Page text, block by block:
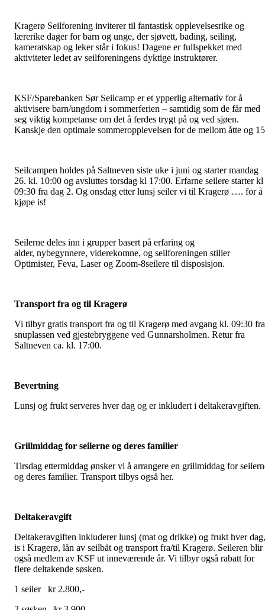
Kragerø Seilforening inviterer til fantastisk opplevelsesrike og
lærerike dager for barn og unge, der sjøvett, bading, seiling,
kameratskap og leker står i fokus! Dagene er fullspekket med
aktiviteter ledet av seilforeningens dyktige instruktører.
KSF/Sparebanken Sør Seilcamp er et ypperlig alternativ for å
aktivisere barn/ungdom i sommerferien – samtidig som de får med
seg viktig kompetanse om det å ferdes trygt på og ved sjøen.
Kanskje den optimale sommeropplevelsen for de mellom åtte og
Seilcampen holdes på Saltneven siste uke i juni og starter mandag
26. kl. 10:00 og avsluttes torsdag kl 17:00. Erfarne seilere starter kl
09:30 fra dag 2. Og onsdag etter lunsj seiler vi til Kragerø …. for å
kjøpe is!
Seilerne deles inn i grupper basert på erfaring og
alder, nybegynnere, viderekomne, og seilforeningen stiller
Optimister, Feva, Laser og Zoom-8seilere til disposisjon.
Transport fra og til Kragerø
Vi tilbyr gratis transport fra og til Kragerø med avgang kl. 09:30 fra
snuplassen ved gjestebryggene ved Gunnarsholmen. Retur fra
Saltneven ca. kl. 17:00.
Bevertning
Lunsj og frukt serveres hver dag og er inkludert i deltakeravgiften.
Grillmiddag for seilerne og deres familier
Tirsdag ettermiddag ønsker vi å arrangere en grillmiddag for
og deres familier. Transport tilbys også her.
Deltakeravgift
Deltakeravgiften inkluderer lunsj (mat og drikke) og frukt hver dag,
is i Kragerø, lån av seilbåt og transport fra/til Kragerø. Seileren blir
også medlem av KSF ut inneværende år. Vi tilbyr også rabatt for
flere deltakende søsken.
1 seiler kr 2.800,-